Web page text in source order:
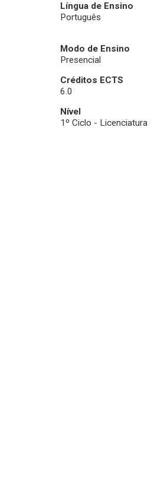
Língua de Ensino
Português
Modo de Ensino
Presencial
Créditos ECTS
6.0
Nível
1º Ciclo - Licenciatura